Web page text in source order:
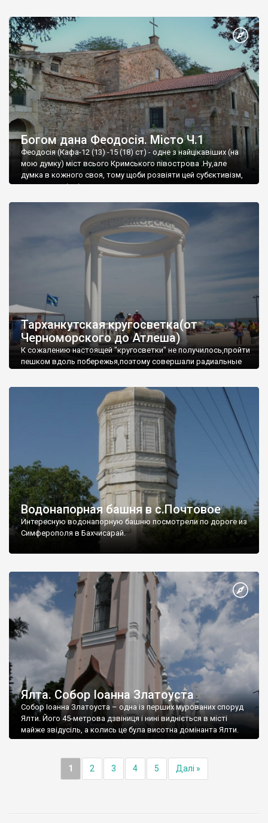
Богом дана Феодосія. Місто Ч.1
Феодосія (Кафа-12 (13) -15 (18) ст) - одне з найцікавіших (на
мою думку) міст всього Кримського півострова .Ну,але
думка в кожного своя, тому щоби розвіяти цей субєктивізм,
запрошую відвідати це
Тарханкутская кругосветка(от
Черноморского до Атлеша)
К сожалению настоящей "кругосветки" не получилось,пройти
пешком вдоль побережья,поэтому совершали радиальные
Водонапорная башня в с.Почтовое
Интересную водонапорную башню посмотрели по дороге из
Симферополя в Бахчисарай.
Ялта. Собор Іоанна Златоуста
Собор Іоанна Златоуста – одна із перших мурованих споруд
Ялти. Його 45-метрова дзвіниця і нині видніється в місті
майже звідусіль, а колись це була висотна домінанта Ялти.
1 2 3 4 5 Далі »